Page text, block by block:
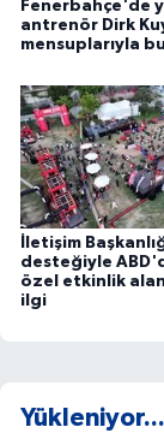
Fenerbahçe'de
antrenör Dirk
mensuplarıyla
İletişim
desteğiyle
özel etkinlik
ilgi
Yükleniyor...